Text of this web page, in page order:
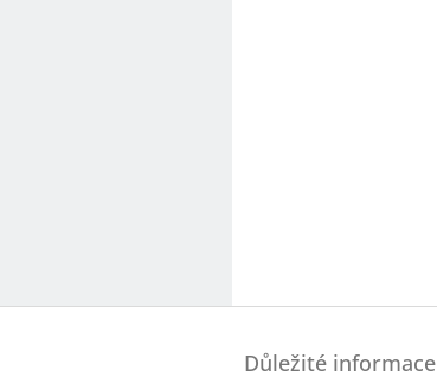
Důležité informace